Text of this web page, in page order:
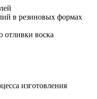
в резиновых формах
отливки воска
изготовления